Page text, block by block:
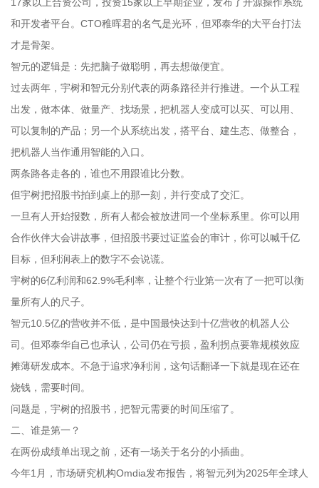
17家以上合资公司，投资15家以上早期企业，发布了开源操作系统
和开发者平台。CTO稚晖君的名气是光环，但邓泰华的大平台打法
才是骨架。
智元的逻辑是：先把脑子做聪明，再去想做便宜。
过去两年，宇树和智元分别代表的两条路径并行推进。一个从工程
出发，做本体、做量产、找场景，把机器人变成可以买、可以用、
可以复制的产品；另一个从系统出发，搭平台、建生态、做整合，
把机器人当作通用智能的入口。
两条路各走各的，谁也不用跟谁比分数。
但宇树把招股书拍到桌上的那一刻，并行变成了交汇。
一旦有人开始报数，所有人都会被放进同一个坐标系里。你可以用
合作伙伴大会讲故事，但招股书要过证监会的审计，你可以喊千亿
目标，但利润表上的数字不会说谎。
宇树的6亿利润和62.9%毛利率，让整个行业第一次有了一把可以衡
量所有人的尺子。
智元10.5亿的营收并不低，是中国最快达到十亿营收的机器人公
司。但邓泰华自己也承认，公司仍在亏损，盈利拐点要靠规模效应
摊薄研发成本。不急于追求净利润，这句话翻译一下就是现在还在
烧钱，需要时间。
问题是，宇树的招股书，把智元需要的时间压缩了。
二、谁是第一？
在两份成绩单出现之前，还有一场关于名分的小插曲。
今年1月，市场研究机构Omdia发布报告，将智元列为2025年全球人